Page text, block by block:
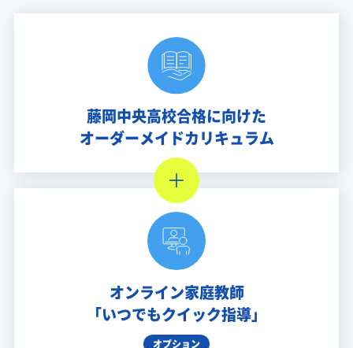
藤岡中央高校合格に向けた
オーダーメイドカリキュラム
オンライン家庭教師
「いつでもクイック指導」
オプション